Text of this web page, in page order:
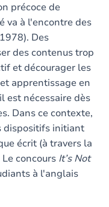
précoce de
va à l'encontre des
Des
des contenus trop
et décourager les
apprentissage en
est nécessaire dès
Dans ce contexte,
dispositifs initiant
écrit (à travers la
concours It’s Not
à l'anglais